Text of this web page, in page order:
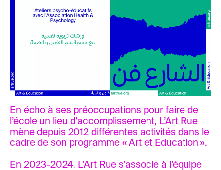
En écho à ses préoccupations pour faire de
l’école un lieu d’accomplissement, L’Art Rue
mène depuis 2012 différentes activités dans le
cadre de son programme « Art et Education ».
En 2023-2024, L’Art Rue s’associe à l’équipe